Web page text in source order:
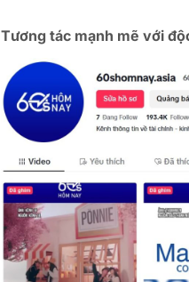
Tương tác mạnh mẽ với